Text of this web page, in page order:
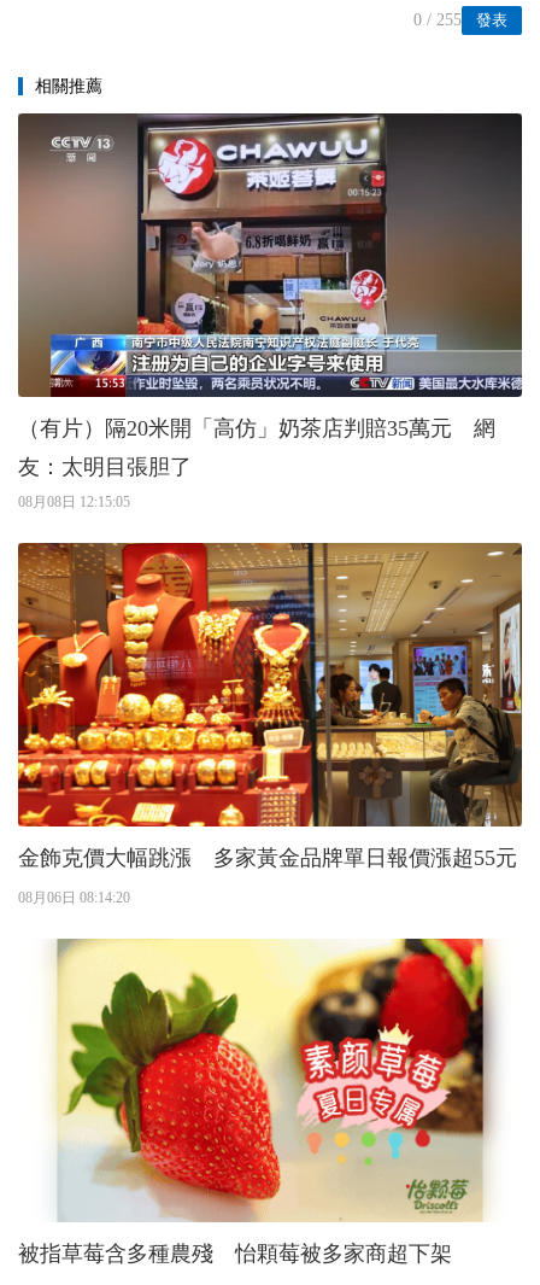
發表
0 / 255
相關推薦
（有片）隔20米開「高仿」奶茶店判賠35萬元 網
友：太明目張胆了
08月08日 12:15:05
金飾克價大幅跳漲 多家黃金品牌單日報價漲超55元
08月06日 08:14:20
被指草莓含多種農殘 怡顆莓被多家商超下架